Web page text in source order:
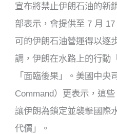
宣布將禁止伊朗石油的新
部表示，會提供至 7 月
可的伊朗石油營運得以逐
調，伊朗在水路上的行動
「面臨後果」。美國中央
Command）更表示，這
讓伊朗為鎖定並襲擊國際
代價」。